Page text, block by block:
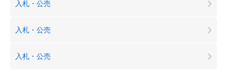
入札・公売
入札・公売
入札・公売